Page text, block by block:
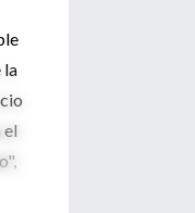
la
el